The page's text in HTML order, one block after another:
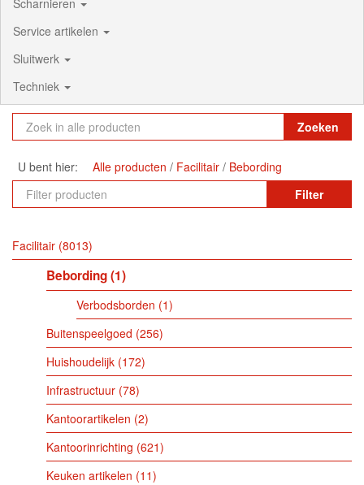
Service artikelen
Sluitwerk
Techniek
Zoeken
U bent hier: Alle producten Facilitair
Bebording
Filter
Facilitair 8013
Bebording 1
Verbodsborden 1
Buitenspeelgoed 256
Huishoudelijk 172
Infrastructuur 78
Kantoorartikelen 2
Kantoorinrichting 621
Keuken artikelen 11